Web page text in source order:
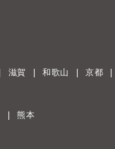
滋賀 和歌山 京都
熊本